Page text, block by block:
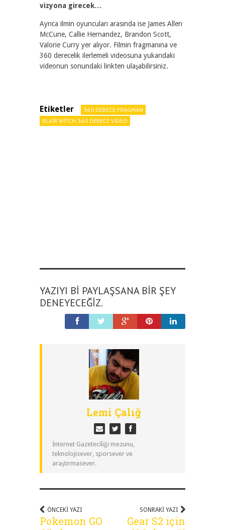
vizyona girecek…
Ayrıca ilmin oyuncuları arasında ise James Allen
McCune, Callie Hernandez, Brandon Scott,
Valorie Curry yer alıyor. Filmin fragmanına ve
360 derecelik ilerlemeli videosuna yukarıdaki
videonun sonundaki linkten ulaşabilirsiniz.
Etiketler
360 DERECE FRAGMAN
BLAIR WITCH 360 DERECE VIDEO
YAZIYI BI PAYLAŞSANA BIR ŞEY
DENEYECEĞIZ.
Lemi Çalığ
İnternet Gazeteciliği mezunu,
teknolojisever, sporsever ve
araştırmasever.
ÖNCEKI YAZI
Pokemon GO
SONRAKI YAZI
Gear S2 için